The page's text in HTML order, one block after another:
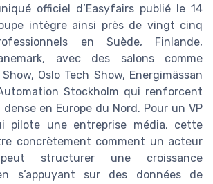
officiel d’Easyfairs publié le 14
intègre ainsi près de vingt cinq
en Suède, Finlande,
avec des salons comme
Oslo Tech Show, Energimässan
Stockholm qui renforcent
en Europe du Nord. Pour un VP
pilote une entreprise média, cette
concrètement comment un acteur
peut structurer une croissance
s’appuyant sur des données de